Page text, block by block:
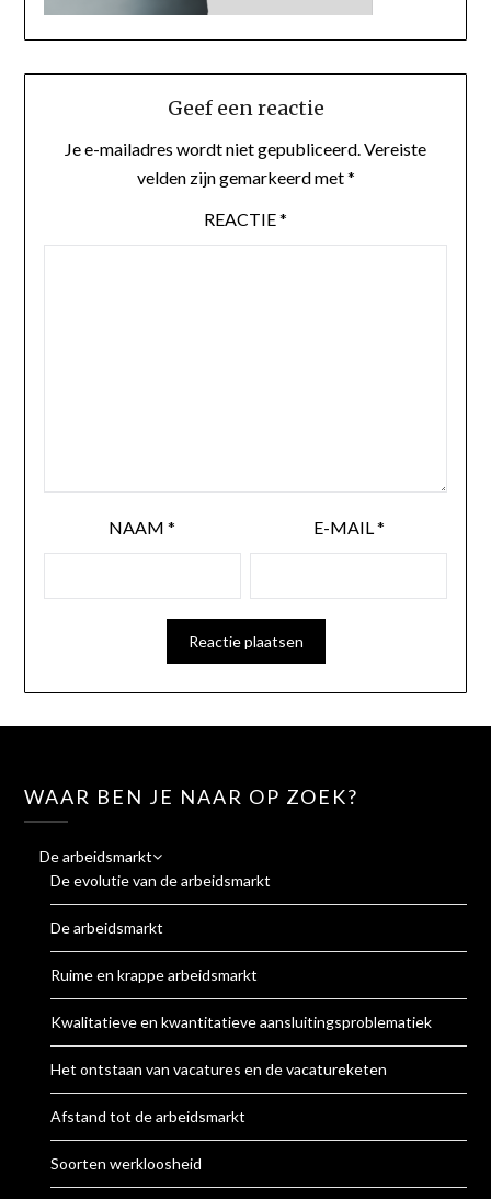
Geef een reactie
Je e-mailadres wordt niet gepubliceerd. Vereiste
velden zijn gemarkeerd met*
REACTIE*
NAAM* E-MAIL *
WAAR BEN JE NAAR OP ZOEK?
De arbeidsmarkt
De evolutie van de arbeidsmarkt
De arbeidsmarkt
Ruime en krappe arbeidsmarkt
Kwalitatieve en kwantitatieve aansluitingsproblematiek
Het ontstaan van vacatures en de vacatureketen
Afstand tot de arbeidsmarkt
Soorten werkloosheid